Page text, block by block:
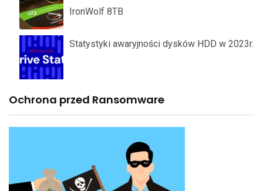
IronWolf 8TB
Statystyki awaryjności dysków HDD w 2023r.
Ochrona przed Ransomware